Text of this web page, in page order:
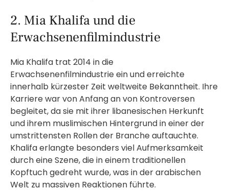
2. Mia Khalifa und die
Erwachsenenfilmindustrie
Mia Khalifa trat 2014 in die
Erwachsenenfilmindustrie ein und erreichte
innerhalb kürzester Zeit weltweite Bekanntheit. Ihre
Karriere war von Anfang an von Kontroversen
begleitet, da sie mit ihrer libanesischen Herkunft
und ihrem muslimischen Hintergrund in einer der
umstrittensten Rollen der Branche auftauchte.
Khalifa erlangte besonders viel Aufmerksamkeit
durch eine Szene, die in einem traditionellen
Kopftuch gedreht wurde, was in der arabischen
Welt zu massiven Reaktionen führte.